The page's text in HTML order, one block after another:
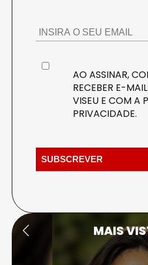
AO ASSINAR,
RECEBER E-
VISEU E COM A
PRIVACIDADE.
MAIS